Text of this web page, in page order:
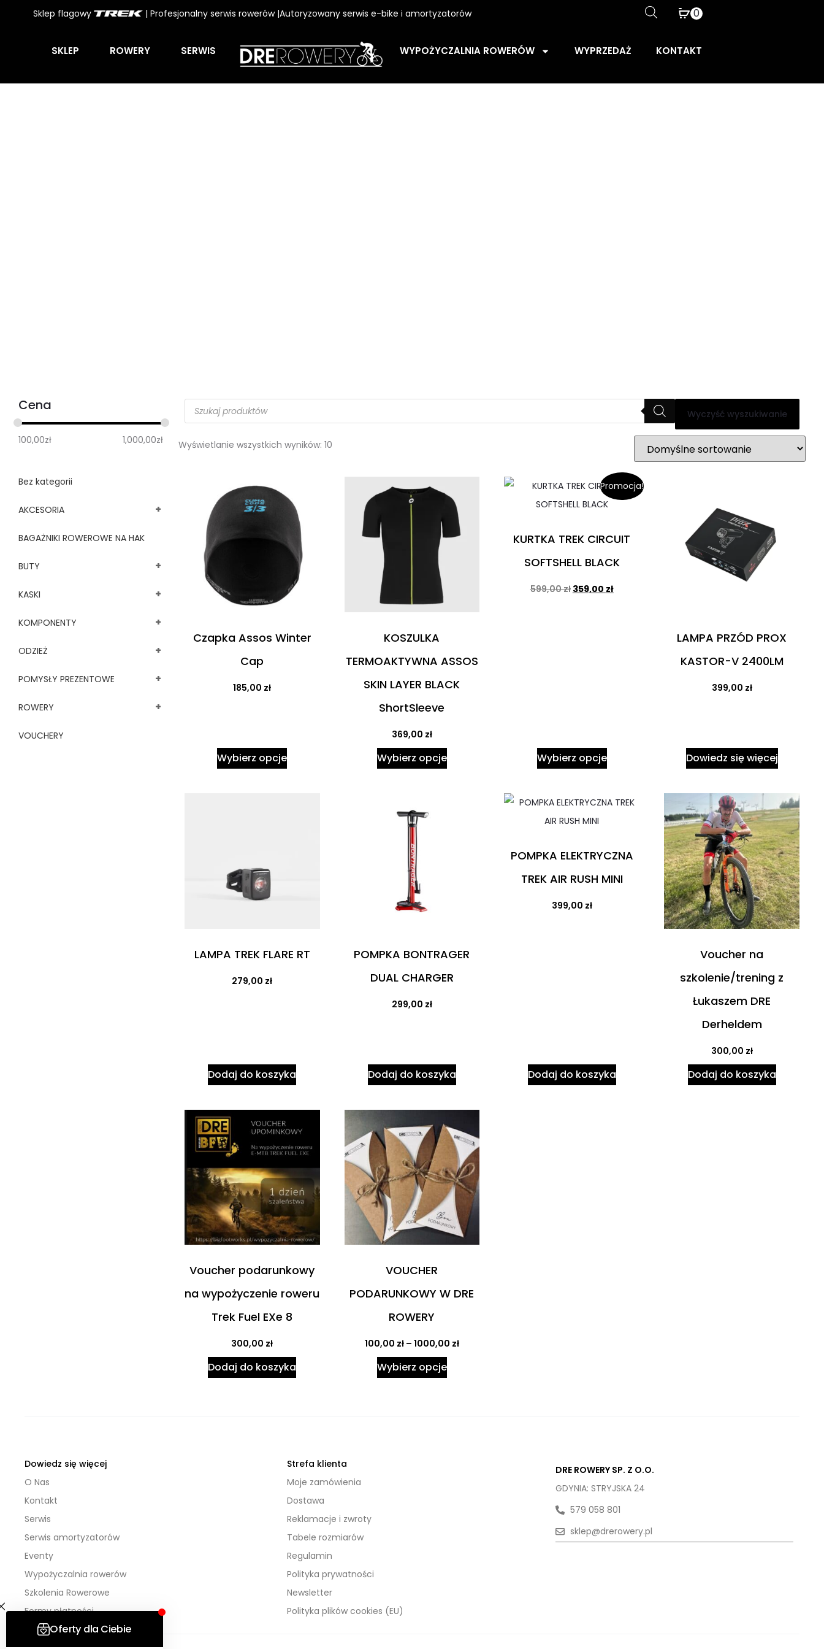
Sklep flagowy | Profesjonalny serwis rowerów |Autoryzowany serwis e-bike i amortyzatorów 0
SKLEP ROWERY SERWIS WYPOŻYCZALNIA ROWERÓW WYPRZEDAŻ KONTAKT
Cena
100,00zł 1,000,00zł
Bez kategorii
AKCESORIA +
BAGAŻNIKI ROWEROWE NA HAK
BUTY +
KASKI +
KOMPONENTY +
ODZIEŻ +
POMYSŁY PREZENTOWE +
ROWERY +
VOUCHERY
Wyczyść wyszukiwanie
Wyświetlanie wszystkich wyników: 10
Czapka Assos Winter
Cap
185,00 zł
Wybierz opcje
KOSZULKA
TERMOAKTYWNA ASSOS
SKIN LAYER BLACK
ShortSleeve
369,00 zł
Wybierz opcje
Promocja!
KURTKA TREK CIRCUIT
SOFTSHELL BLACK
599,00zł 359,00 zł
Wybierz opcje
LAMPA PRZÓD PROX
KASTOR-V 2400LM
399,00 zł
Dowiedz się więcej
LAMPA TREK FLARE RT
279,00 zł
Dodaj do koszyka
POMPKA BONTRAGER
DUAL CHARGER
299,00 zł
Dodaj do koszyka
POMPKA ELEKTRYCZNA
TREK AIR RUSH MINI
399,00 zł
Dodaj do koszyka
Voucher na
szkolenie/trening z
Łukaszem DRE
Derheldem
300,00 zł
Dodaj do koszyka
Voucher podarunkowy
na wypożyczenie roweru
Trek Fuel EXe 8
300,00 zł
Dodaj do koszyka
VOUCHER
PODARUNKOWY W DRE
ROWERY
100,00 zł– 1000,00 zł
Wybierz opcje
Dowiedz się więcej
O Nas
Kontakt
Serwis
Serwis amortyzatorów
Eventy
Wypożyczalnia rowerów
Szkolenia Rowerowe
Formy płatności
Strefa klienta
Moje zamówienia
Dostawa
Reklamacje i zwroty
Tabele rozmiarów
Regulamin
Polityka prywatności
Newsletter
Polityka plików cookies (EU)
DRE ROWERY SP. Z O.O.
GDYNIA: STRYJSKA 24
579 058 801
sklep@drerowery.pl